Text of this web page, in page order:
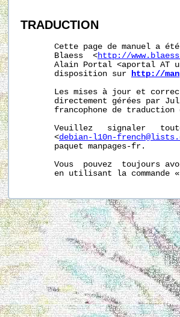
TRADUCTION
Cette page de manuel a
       Blaess  <
http://
Alain Portal <aportal AT
       disposition sur
http://
Les mises à jour et
directement gérées par
francophone de traduction
Veuillez   signaler
       <
debian-l10n-
       paquet manpages-fr.
Vous  pouvez  toujours
       en utilisant la commande «